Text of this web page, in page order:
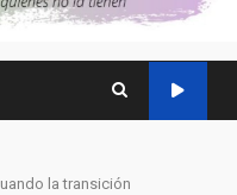
la transición